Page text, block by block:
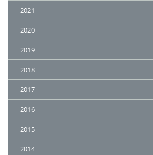
2021
2020
2019
2018
2017
2016
2015
2014